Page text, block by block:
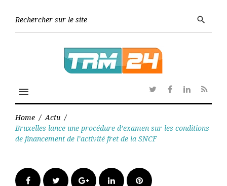
search
menu
TwitterFacebook
Linkedin
RSS
Home / Actu /
Bruxelles lance une procédure d’examen sur les conditions
de financement de l’activité fret de la SNCF
FacebookTwitter Google+LinkedInPinterest